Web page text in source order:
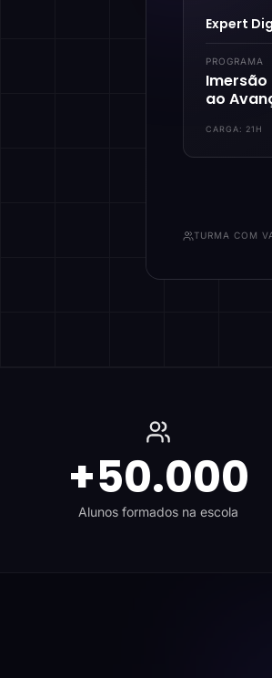
Expert
PROGRAMA
Imersão
ao
CARGA: 21H
TURMA COM
+50.000
Alunos formados na escola